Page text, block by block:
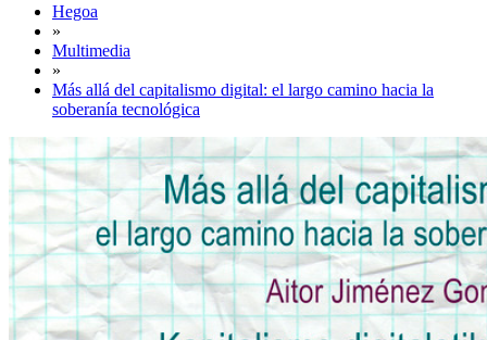
Hegoa
»
Multimedia
»
Más allá del capitalismo digital: el largo camino hacia la
soberanía tecnológica